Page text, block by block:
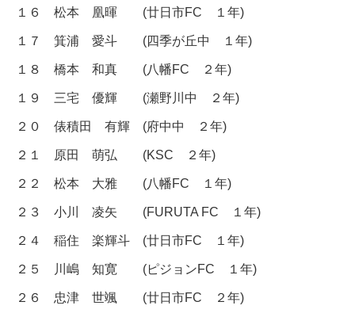
１６ 松本 凰暉 (廿日市FC １年)
１７ 箕浦 愛斗 (四季が丘中 １年)
１８ 橋本 和真 (八幡FC ２年)
１９ 三宅 優輝 (瀬野川中 ２年)
２０ 俵積田 有輝 (府中中 ２年)
２１ 原田 萌弘 (KSC ２年)
２２ 松本 大雅 (八幡FC １年)
２３ 小川 凌矢 (FURUTA FC １年)
２４ 稲住 楽輝斗 (廿日市FC １年)
２５ 川嶋 知寛 (ピジョンFC １年)
２６ 忠津 世颯 (廿日市FC ２年)